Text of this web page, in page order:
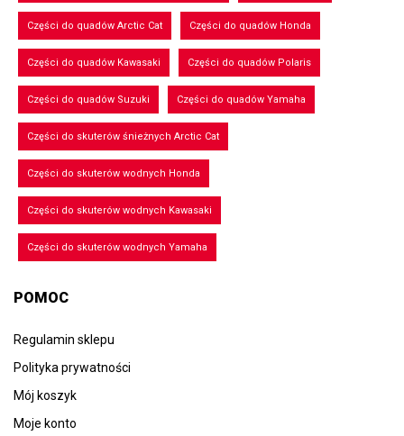
Części do quadów Arctic Cat Części do quadów Honda
Części do quadów Kawasaki Części do quadów Polaris
Części do quadów Suzuki Części do quadów Yamaha
Części do skuterów śnieżnych Arctic Cat
Części do skuterów wodnych Honda
Części do skuterów wodnych Kawasaki
Części do skuterów wodnych Yamaha
POMOC
Regulamin sklepu
Polityka prywatności
Mój koszyk
Moje konto